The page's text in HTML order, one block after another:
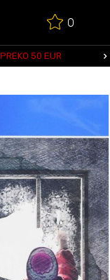
0
50 EUR